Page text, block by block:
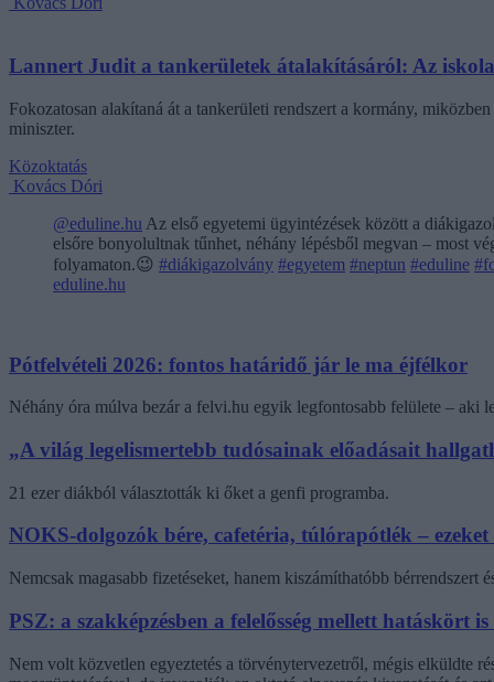
Lannert Judit a tankerületek átalakításáról: Az
Fokozatosan alakítaná át a tankerületi rendszert a kormány,
miniszter.
Közoktatás
Kovács Dóri
@eduline.hu Az első egyetemi ügyintézések között a
elsőre bonyolultnak tűnhet, néhány lépésből megvan – most
folyamaton.😉 #diákigazolvány #egyetem #neptun #eduline
eduline.hu
Pótfelvételi 2026: fontos határidő jár le ma éjfélkor
Néhány óra múlva bezár a felvi.hu egyik legfontosabb felülete – aki
„A világ legelismertebb tudósainak előadásait
21 ezer diákból választották ki őket a genfi programba.
NOKS-dolgozók bére, cafetéria, túlórapótlék –
Nemcsak magasabb fizetéseket, hanem kiszámíthatóbb
PSZ: a szakképzésben a felelősség mellett hatáskört
Nem volt közvetlen egyeztetés a törvénytervezetről, mégis elküldte